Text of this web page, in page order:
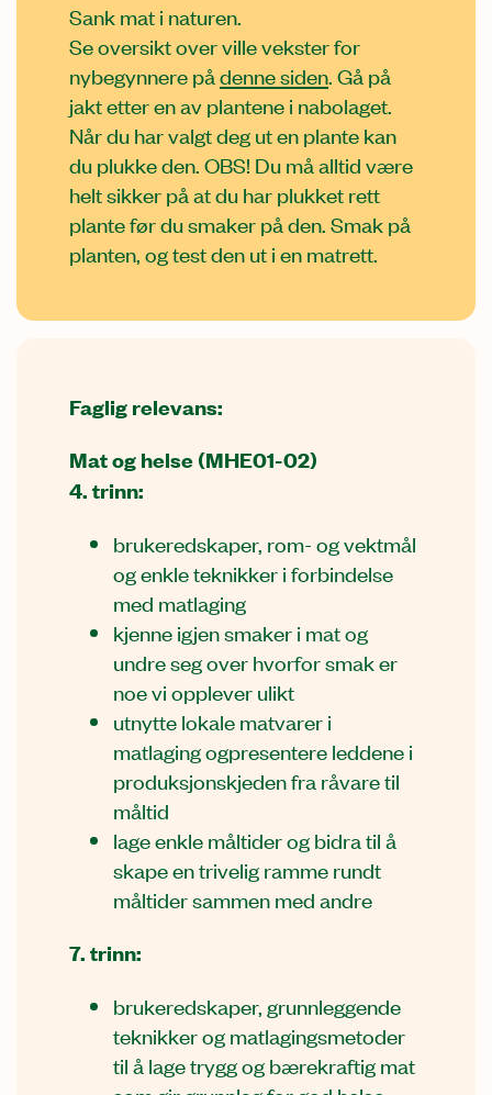
Sank mat i naturen.
Se oversikt over ville vekster for
nybegynnere på denne siden . Gå på
jakt etter en av plantene i nabolaget.
Når du har valgt deg ut en plante kan
du plukke den. OBS! Du må alltid være
helt sikker på at du har plukket rett
plante før du smaker på den. Smak på
planten, og test den ut i en matrett.
Faglig relevans:
Mat og helse (MHE01-02)
4. trinn:
brukeredskaper, rom- og vektmål
og enkle teknikker i forbindelse
med matlaging
kjenne igjen smaker i mat og
undre seg over hvorfor smak er
noe vi opplever ulikt
utnytte lokale matvarer i
matlaging ogpresentere leddene i
produksjonskjeden fra råvare til
måltid
lage enkle måltider og bidra til å
skape en trivelig ramme rundt
måltider sammen med andre
7. trinn:
brukeredskaper, grunnleggende
teknikker og matlagingsmetoder
til å lage trygg og bærekraftig mat